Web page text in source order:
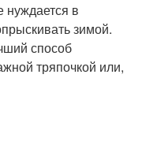
нуждается в
зимой.
способ
тряпочкой или,